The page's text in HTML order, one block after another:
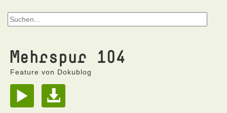
Mehrspur 104
Feature von Dokublog